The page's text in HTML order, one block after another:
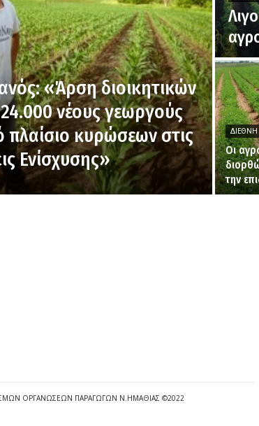
«Άρση διοικητικών
νέους γεωργούς
πλαίσιο κυρώσεων στις
Ενίσχυσης»
ΔΙΕΘΝΉ
Οι
την
ΟΡΓΑΝΩΣΕΩΝ ΠΑΡΑΓΩΓΩΝ Ν.ΗΜΑΘΙΑΣ ©2022